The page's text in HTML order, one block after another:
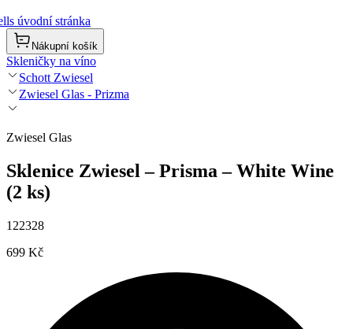
úvodní stránka
Nákupní košík
Skleničky na víno
Schott Zwiesel
Zwiesel Glas - Prizma
Zwiesel Glas
Sklenice Zwiesel – Prisma – White Wine
(2 ks)
122328
699 Kč